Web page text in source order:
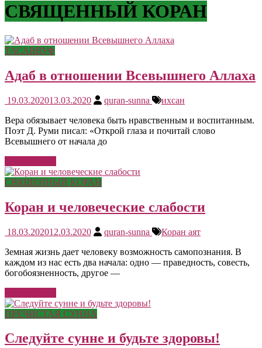
СВЯЩЕННЫЙ КОРАН
ТАСАВВУФ
Адаб в отношении Всевышнего Аллаха
19.03.202013.03.2020 quran-sunna
ихсан
Вера обязывает человека быть нравственным и воспитанным.
Поэт Д. Руми писал: «Открой глаза и почитай слово
Всевышнего от начала до
СВЯЩЕННЫЙ КОРАН
Коран и человеческие слабости
18.03.202012.03.2020 quran-sunna
Коран аят
Земная жизнь дает человеку возможность самопознания. В
каждом из нас есть два начала: одно — праведность, совесть,
богобоязненность, другое —
ПРЕЧИСТАЯ СУННА
Следуйте сунне и будьте здоровы!